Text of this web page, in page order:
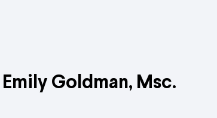
Emily Goldman, Msc.